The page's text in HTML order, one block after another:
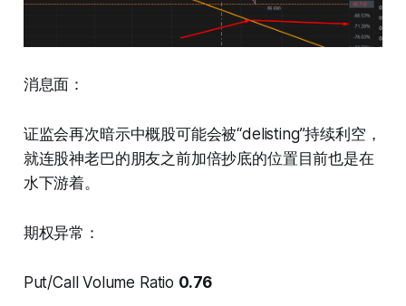
消息面：
证监会再次暗示中概股可能会被“delisting”持续利空，
就连股神老巴的朋友之前加倍抄底的位置目前也是在
水下游着。
期权异常：
Put/Call Volume Ratio 0.76